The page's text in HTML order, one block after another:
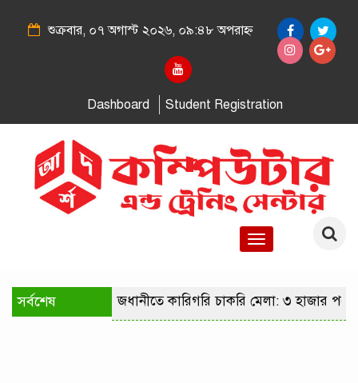
শুক্রবার, ০৭ অগাস্ট ২০২৬, ০৯:৪৮ অপরাহ্ন
Dashboard Student Registration
Toggle
সর্বশেষ রাজধানীতে কারিগরি চাকরি মেলা: ৩ হাজার